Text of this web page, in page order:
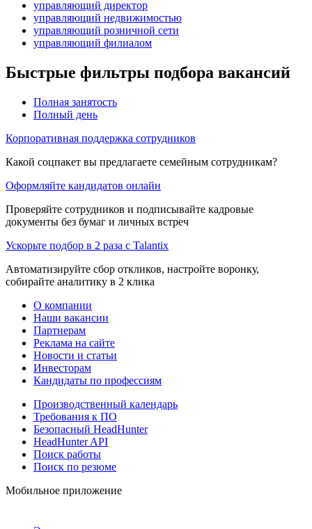
управляющий директор
управляющий недвижимостью
управляющий розничной сети
управляющий филиалом
Быстрые фильтры подбора вакансий
Полная занятость
Полный день
Корпоративная поддержка сотрудников
Какой соцпакет вы предлагаете семейным сотрудникам?
Оформляйте кандидатов онлайн
Проверяйте сотрудников и подписывайте кадровые
документы без бумаг и личных встреч
Ускорьте подбор в 2 раза с Talantix
Автоматизируйте сбор откликов, настройте воронку,
собирайте аналитику в 2 клика
О компании
Наши вакансии
Партнерам
Реклама на сайте
Новости и статьи
Инвесторам
Кандидаты по профессиям
Производственный календарь
Требования к ПО
Безопасный HeadHunter
HeadHunter API
Поиск работы
Поиск по резюме
Мобильное приложение